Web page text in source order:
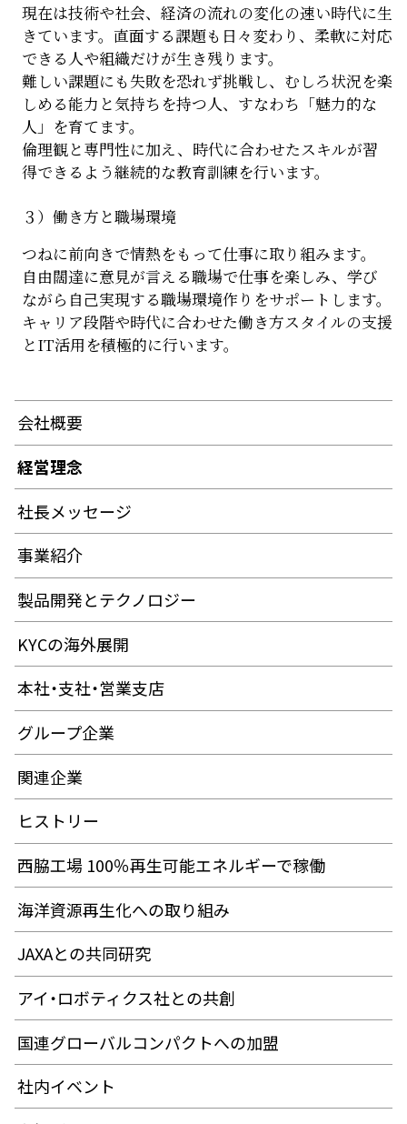
現在は技術や社会、経済の流れの変化の速い時代に生
きています。直面する課題も日々変わり、柔軟に対応
できる人や組織だけが生き残ります。
難しい課題にも失敗を恐れず挑戦し、むしろ状況を楽
しめる能力と気持ちを持つ人、すなわち「魅力的な
人」を育てます。
倫理観と専門性に加え、時代に合わせたスキルが習
得できるよう継続的な教育訓練を行います。
３）働き方と職場環境
つねに前向きで情熱をもって仕事に取り組みます。
自由闊達に意見が言える職場で仕事を楽しみ、学び
ながら自己実現する職場環境作りをサポートします。
キャリア段階や時代に合わせた働き方スタイルの支援
とIT活用を積極的に行います。
会社概要
経営理念
社長メッセージ
事業紹介
製品開発とテクノロジー
KYCの海外展開
本社・支社・営業支店
グループ企業
関連企業
ヒストリー
西脇工場 100％再生可能エネルギーで稼働
海洋資源再生化への取り組み
JAXAとの共同研究
アイ・ロボティクス社との共創
国連グローバルコンパクトへの加盟
社内イベント